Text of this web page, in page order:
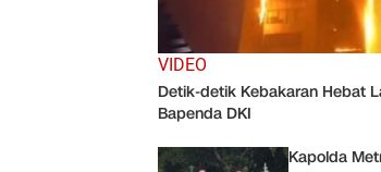
VIDEO
Detik-detik Kebakaran Hebat
Bapenda DKI
Kapolda